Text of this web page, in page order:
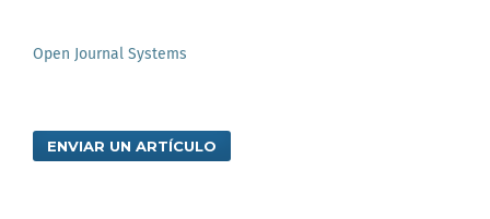
Open Journal Systems
ENVIAR UN ARTÍCULO